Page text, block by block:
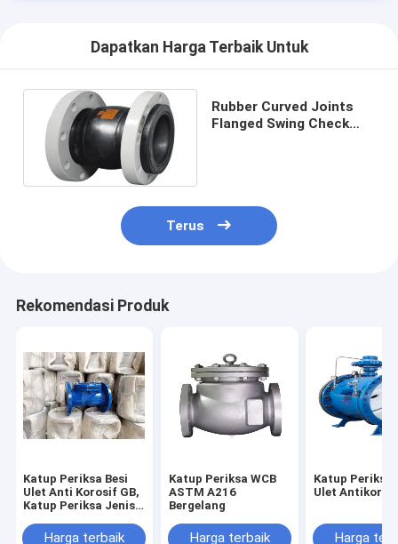
Dapatkan Harga Terbaik Untuk
Rubber Curved Joints
Flanged Swing Check
Terus
Rekomendasi Produk
Katup Periksa Besi
Ulet Anti Korosif GB,
Katup Periksa Jenis
Harga terbaik
Katup Periksa WCB
ASTM A216
Bergelang
Harga terbaik
Katup Periksa
Ulet
Harga